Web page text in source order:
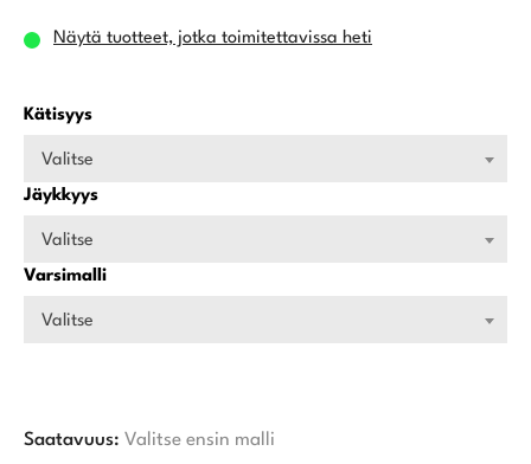
Näytä tuotteet, jotka toimitettavissa heti
Kätisyys
Valitse
Jäykkyys
Valitse
Varsimalli
Valitse
Saatavuus: Valitse ensin malli